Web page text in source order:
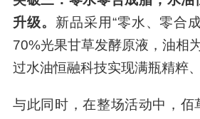
300倍浓缩。
突破二：集团首发白肉灵芝
佰草集独家研发的白肉灵芝
芝。据介绍，经12年潜心打磨